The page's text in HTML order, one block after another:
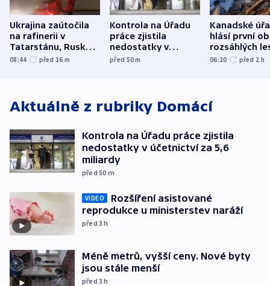
Ukrajina zaútočila
na rafinerii v
Tatarstánu, Rusko
udeřilo na Sumy a
08:44 před 16 m
Kontrola na Úřadu
práce zjistila
nedostatky v
účetnictví za 5,6
před 50m
Kanadské
hlásí první
rozsáhlých
požárů
06:20 před 2 h
Aktuálně z rubriky Domácí
Kontrola na Úřadu práce zjistila
nedostatky v účetnictví za 5,6
miliardy
před 50 m
VIDEO
Rozšíření asistované
reprodukce u ministerstev naráží
před 3h
Méně metrů, vyšší ceny. Nové byty
jsou stále menší
před 3h